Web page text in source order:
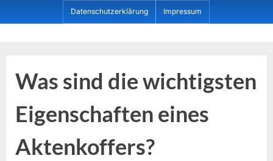
to
Datenschutzerklärung Impressum
Was sind die wichtigsten
Eigenschaften eines
Aktenkoffers?